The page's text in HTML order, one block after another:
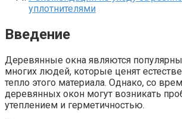
уплотнителями
Введение
Деревянные окна являются
многих людей, которые ценят
тепло этого материала.​ Однако, со
деревянных окон могут возникать
утеплением и герметичностью.​